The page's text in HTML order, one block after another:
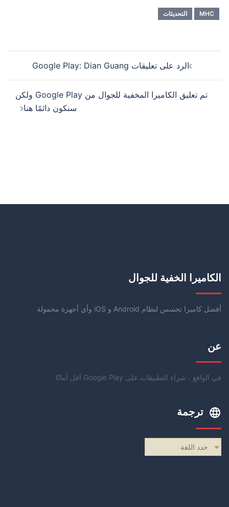
MHC التحديثات
الرد على تعليقات Google Play: Dian Guang
تم تعليق الكاميرا المخفية للجوال من Google Play ولكن
سنكون دائمًا هنا
الكاميرا الخفية للجوال
أفضل كاميرا تجسس لنظام Android و iOS وأي أجهزة محمولة
عن
في الواقع ، شراء التطبيقات على Google Play أقل أمانًا
ترجمة
حدد اللغة